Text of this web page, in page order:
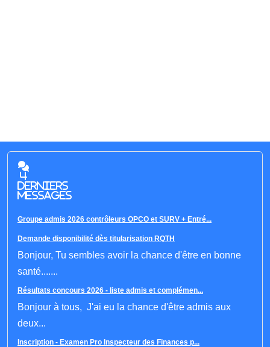
4
derniers
messages
Groupe admis 2026 contrôleurs OPCO et SURV + Entré...
Demande disponibilité dès titularisation RQTH
Bonjour, Tu sembles avoir la chance d'être en bonne
santé.......
Résultats concours 2026 - liste admis et complémen...
Bonjour à tous, J'ai eu la chance d'être admis aux
deux...
Inscription - Examen Pro Inspecteur des Finances p...